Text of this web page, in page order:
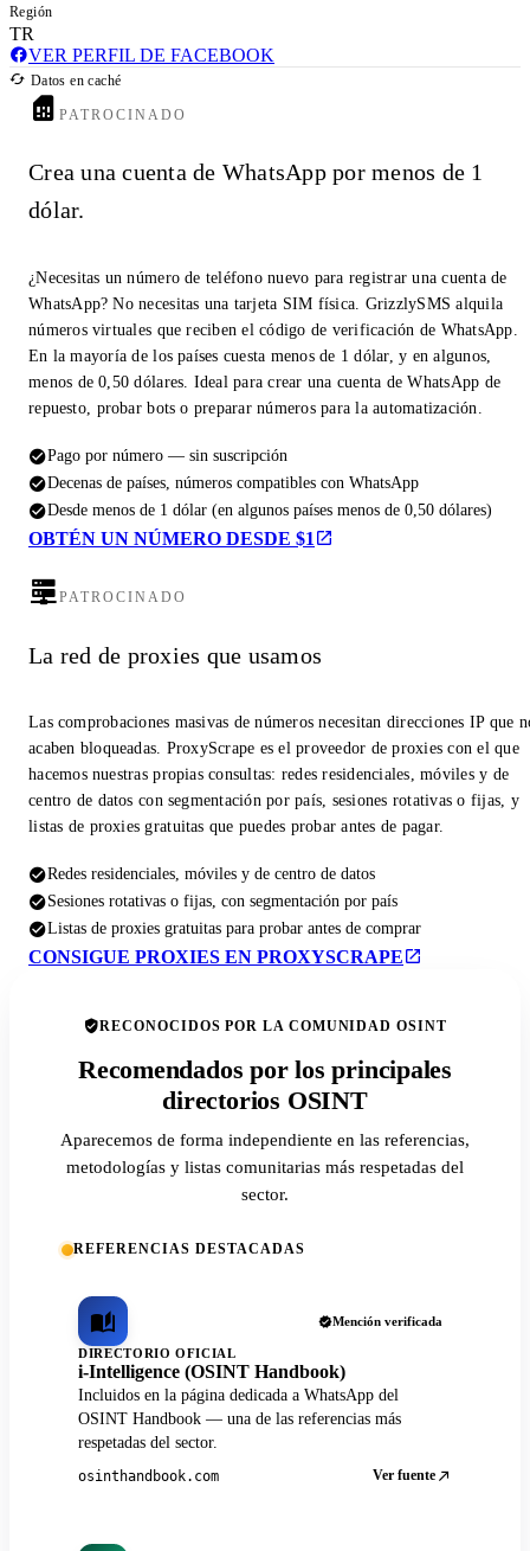
Región
TR
VER PERFIL DE FACEBOOK
Datos en caché
PATROCINADO
Crea una cuenta de WhatsApp por menos de 1
dólar.
¿Necesitas un número de teléfono nuevo para registrar una cuenta de
WhatsApp? No necesitas una tarjeta SIM física. GrizzlySMS alquila
números virtuales que reciben el código de verificación de WhatsApp.
En la mayoría de los países cuesta menos de 1 dólar, y en algunos,
menos de 0,50 dólares. Ideal para crear una cuenta de WhatsApp de
repuesto, probar bots o preparar números para la automatización.
Pago por número — sin suscripción
Decenas de países, números compatibles con WhatsApp
Desde menos de 1 dólar (en algunos países menos de 0,50 dólares)
OBTÉN UN NÚMERO DESDE $1
PATROCINADO
La red de proxies que usamos
Las comprobaciones masivas de números necesitan direcciones IP que
acaben bloqueadas. ProxyScrape es el proveedor de proxies con el que
hacemos nuestras propias consultas: redes residenciales, móviles y de
centro de datos con segmentación por país, sesiones rotativas o fijas, y
listas de proxies gratuitas que puedes probar antes de pagar.
Redes residenciales, móviles y de centro de datos
Sesiones rotativas o fijas, con segmentación por país
Listas de proxies gratuitas para probar antes de comprar
CONSIGUE PROXIES EN PROXYSCRAPE
RECONOCIDOS POR LA COMUNIDAD OSINT
Recomendados por los principales
directorios OSINT
Aparecemos de forma independiente en las referencias,
metodologías y listas comunitarias más respetadas del
sector.
REFERENCIAS DESTACADAS
Mención verificada
DIRECTORIO OFICIAL
i-Intelligence (OSINT Handbook)
Incluidos en la página dedicada a WhatsApp del
OSINT Handbook — una de las referencias más
respetadas del sector.
osinthandbook.com Ver fuente